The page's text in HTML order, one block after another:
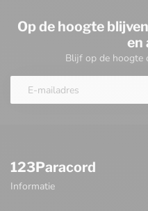
Op de hoogte
en
Blijf op de hoogte
123Paracord
Informatie